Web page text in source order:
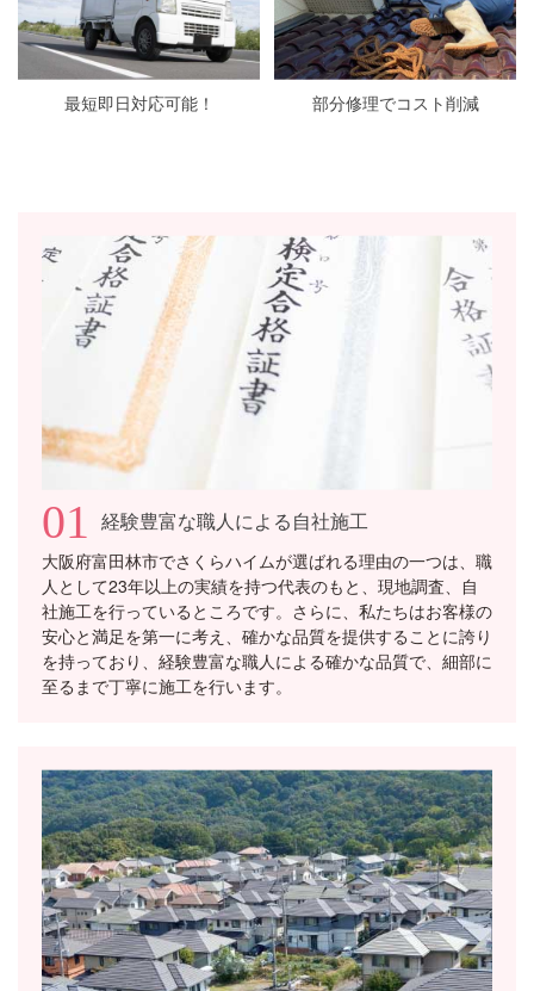
最短即日対応可能！ 部分修理でコスト削減
01 経験豊富な職人による自社施工
大阪府富田林市でさくらハイムが選ばれる理由の一つは、職
人として23年以上の実績を持つ代表のもと、現地調査、自
社施工を行っているところです。さらに、私たちはお客様の
安心と満足を第一に考え、確かな品質を提供することに誇り
を持っており、経験豊富な職人による確かな品質で、細部に
至るまで丁寧に施工を行います。